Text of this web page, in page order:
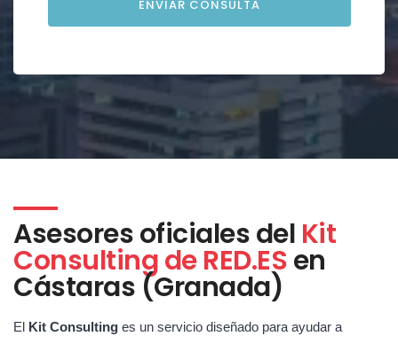
Asesores oficiales del Kit
Consulting de RED.ESen
Cástaras (Granada)
El Kit Consulting es un servicio diseñado para ayudar a